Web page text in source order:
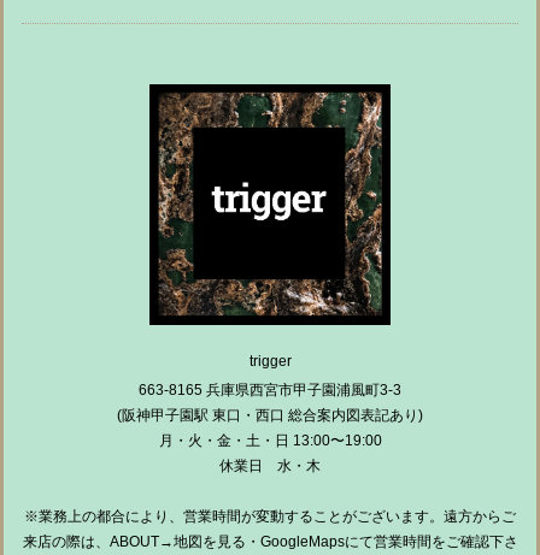
trigger
663-8165 兵庫県西宮市甲子園浦風町3-3
(阪神甲子園駅 東口・西口 総合案内図表記あり)
月・火・金・土・日 13:00〜19:00
休業日 水・木
※業務上の都合により、営業時間が変動することがございます。遠方からご
来店の際は、ABOUT→地図を見る・GoogleMapsにて営業時間をご確認下さ